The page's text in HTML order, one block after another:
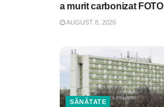
a murit carbonizat FOTO
AUGUST 8, 2026
SĂNĂTATE